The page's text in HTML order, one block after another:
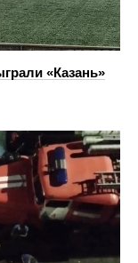
«Казань»